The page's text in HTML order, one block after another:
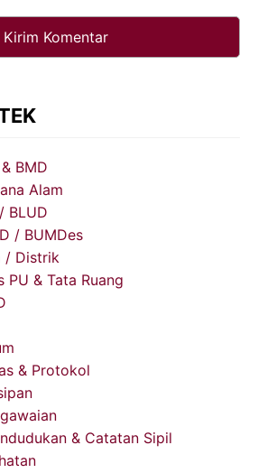
BMD
Alam
BLUD
/ BUMDes
/ Distrik
PU & Tata Ruang
& Protokol
& Catatan Sipil